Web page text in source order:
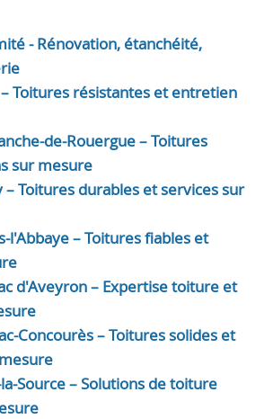
- Rénovation, étanchéité,
Toitures résistantes et entretien
de-Rouergue – Toitures
sur mesure
– Toitures durables et services sur
l'Abbaye – Toitures fiables et
d'Aveyron – Expertise toiture et
Concourès – Toitures solides et
Source – Solutions de toiture